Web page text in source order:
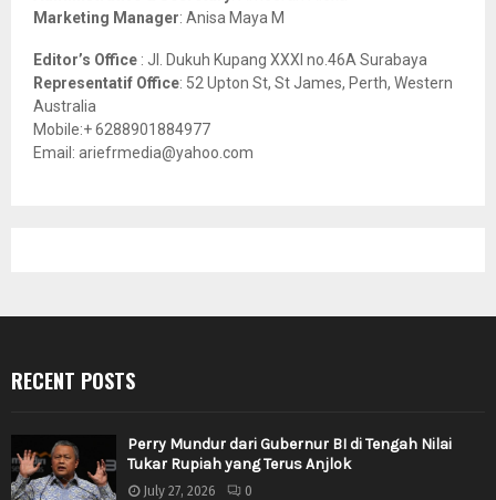
Marketing Manager: Anisa Maya M
Editor’s Office : Jl. Dukuh Kupang XXXI no.46A Surabaya
Representatif Office: 52 Upton St, St James, Perth, Western
Australia
Mobile:+ 6288901884977
Email: ariefrmedia@yahoo.com
RECENT POSTS
Perry Mundur dari Gubernur BI di Tengah Nilai
Tukar Rupiah yang Terus Anjlok
July 27, 2026 0